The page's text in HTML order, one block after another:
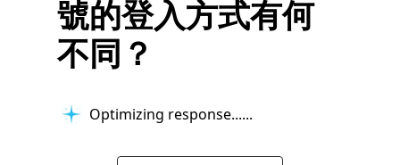
號的登入方式有何
不同？
Optimizing response...